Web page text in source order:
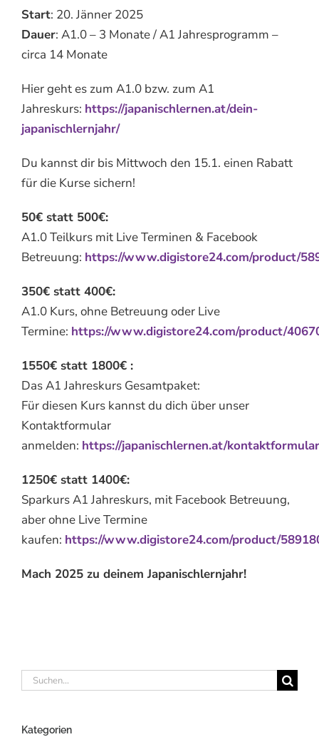
Start: 20. Jänner 2025
Dauer: A1.0 – 3 Monate / A1 Jahresprogramm –
circa 14 Monate
Hier geht es zum A1.0 bzw. zum A1
Jahreskurs: https://japanischlernen.at/dein-
japanischlernjahr/
Du kannst dir bis Mittwoch den 15.1. einen Rabatt
für die Kurse sichern!
50€ statt 500€:
A1.0 Teilkurs mit Live Terminen & Facebook
Betreuung: https://www.digistore24.com/product/
350€ statt 400€:
A1.0 Kurs, ohne Betreuung oder Live
Termine: https://www.digistore24.com/product/
1550€ statt 1800€ :
Das A1 Jahreskurs Gesamtpaket:
Für diesen Kurs kannst du dich über unser
Kontaktformular
anmelden: https://japanischlernen.at/
1250€ statt 1400€:
Sparkurs A1 Jahreskurs, mit Facebook Betreuung,
aber ohne Live Termine
kaufen: https://www.digistore24.com/product/
Mach 2025 zu deinem Japanischlernjahr!
Suche
Kategorien